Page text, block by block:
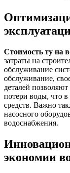
Стоимость ту на
затраты на
обслуживание
обслуживание,
деталей
потери воды, что
средств. Важно
насосного
водоснабжения.
экономии